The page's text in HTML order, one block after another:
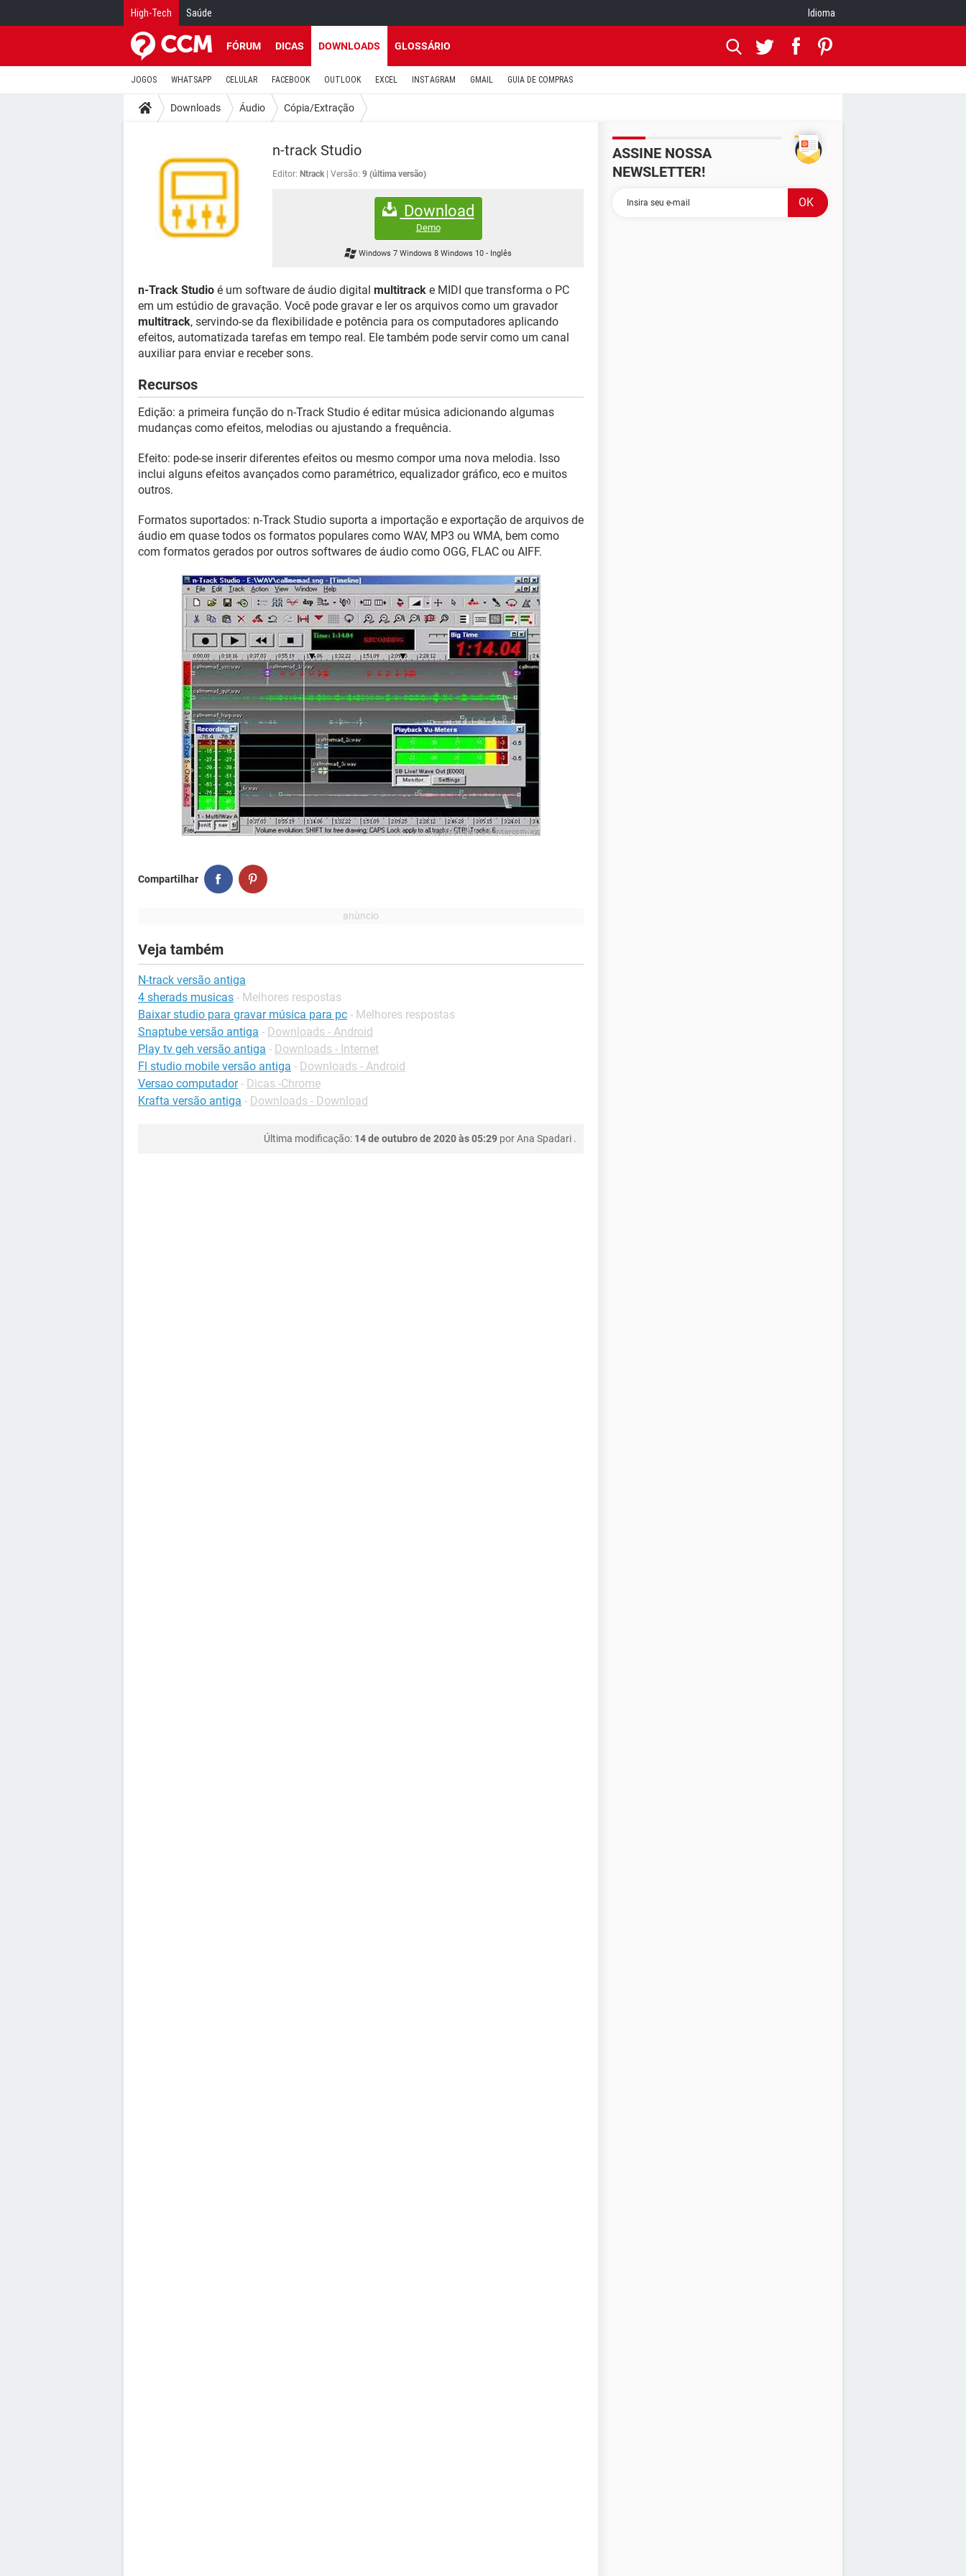
High-Tech Saúde Idioma
FÓRUM DICAS DOWNLOADS GLOSSÁRIO
JOGOS WHATSAPP CELULAR FACEBOOK OUTLOOK EXCEL INSTAGRAM GMAIL GUIA DE COMPRAS
Downloads Áudio Cópia/Extração
n-track Studio
Editor: Ntrack Versão: 9 (última versão)
Download
Demo
Windows 7 Windows 8 Windows 10- Inglês
n-Track Studio é um software de áudio digital multitrack e MIDI que transforma o PC
em um estúdio de gravação. Você pode gravar e ler os arquivos como um gravador
multitrack, servindo-se da flexibilidade e potência para os computadores aplicando
efeitos, automatizada tarefas em tempo real. Ele também pode servir como um canal
auxiliar para enviar e receber sons.
Recursos
Edição: a primeira função do n-Track Studio é editar música adicionando algumas
mudanças como efeitos, melodias ou ajustando a frequência.
Efeito: pode-se inserir diferentes efeitos ou mesmo compor uma nova melodia. Isso
inclui alguns efeitos avançados como paramétrico, equalizador gráfico, eco e muitos
outros.
Formatos suportados: n-Track Studio suporta a importação e exportação de arquivos de
áudio em quase todos os formatos populares como WAV, MP3 ou WMA, bem como
com formatos gerados por outros softwares de áudio como OGG, FLAC ou AIFF.
Compartilhar
Veja também
N-track versão antiga
4 sherads musicas - Melhores respostas
Baixar studio para gravar música para pc - Melhores respostas
Snaptube versão antiga - Downloads - Android
Play tv geh versão antiga - Downloads - Internet
Fl studio mobile versão antiga - Downloads - Android
Versao computador - Dicas -Chrome
Krafta versão antiga - Downloads - Download
Última modificação: 14 de outubro de 2020 às 05:29 porAna Spadari .
ASSINE NOSSA
NEWSLETTER!